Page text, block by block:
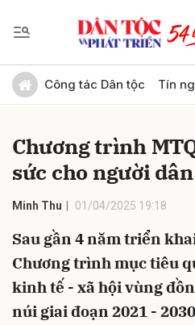
Công tác Dân tộc Tín
Chương trình
sức cho người
Minh Thu 01/04/2025 19:18
Sau gần 4 năm triển
Chương trình mục tiêu
kinh tế - xã hội vùng
núi giai đoạn 2021 -
Gửi bình luận